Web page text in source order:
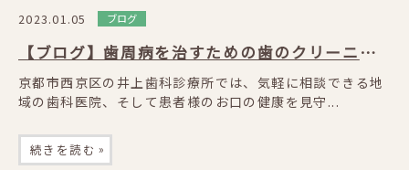
2023.01.05 ブログ
【ブログ】歯周病を治すための歯のクリーニング
京都市西京区の井上歯科診療所では、気軽に相談できる地
域の歯科医院、そして患者様のお口の健康を見守...
続きを読む »